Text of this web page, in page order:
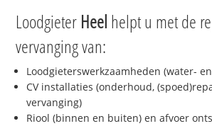
Loodgieter Heel helpt u met de
vervanging van:
Loodgieterswerkzaamheden (water-
CV installaties (onderhoud,
vervanging)
Riool (binnen en buiten) en afvoer